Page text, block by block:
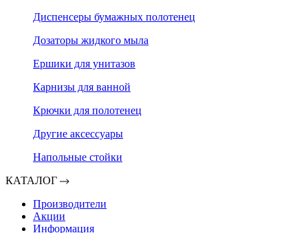
Диспенсеры бумажных полотенец
Дозаторы жидкого мыла
Ершики для унитазов
Карнизы для ванной
Крючки для полотенец
Другие аксессуары
Напольные стойки
КАТАЛОГ
Производители
Акции
Информация